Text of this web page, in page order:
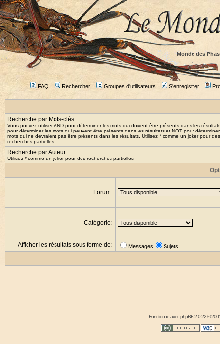
Monde des
FAQ Rechercher Groupes d'utilisateurs S'enregistrer
Recherche par Mots-clés:
Vous pouvez utiliserAND pour déterminer les mots qui doivent être présents dans les
pour déterminer les mots qui peuvent être présents dans les résultats et NOT pour
mots qui ne devraient pas être présents dans les résultats. Utilisez * comme un joker pour des
recherches partielles
Recherche par Auteur:
Utilisez * comme un joker pour des recherches partielles
Forum:
Catégorie:
Afficher les résultats sous forme de: Messages Sujets
Fonctionne avecphpBB2.0.22 ©